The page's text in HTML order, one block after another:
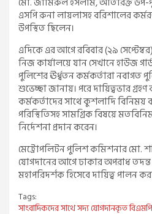
এসপি রুনা লায়লাসহ বরিশালের
উপস্থিত ছিলেন।
এদিকে এর আগে রবিবার (২৯
নিজ কার্যালয়ে যান সেখানে হাউজ
পুলিশের ঊর্ধ্বতন কর্মকর্তারা
শুভেচ্ছা জানায়। পরে দায়িত্বভার
কর্মকর্তাদের সাথে কুশলাদি
পরিস্থিতিসহ সামগ্রিক বিষয়ে
নির্দেশনা প্রদান করেন।
মেট্রোপলিটন পুলিশ কমিশনার মো.
যোগদানের আগে ঢাকার অপরাধ
মহাপরিদর্শক হিসেবে দায়িত্ব পালন
Tags:
সাংবাদিকদের সাথে সদ্য যোগদানকৃত